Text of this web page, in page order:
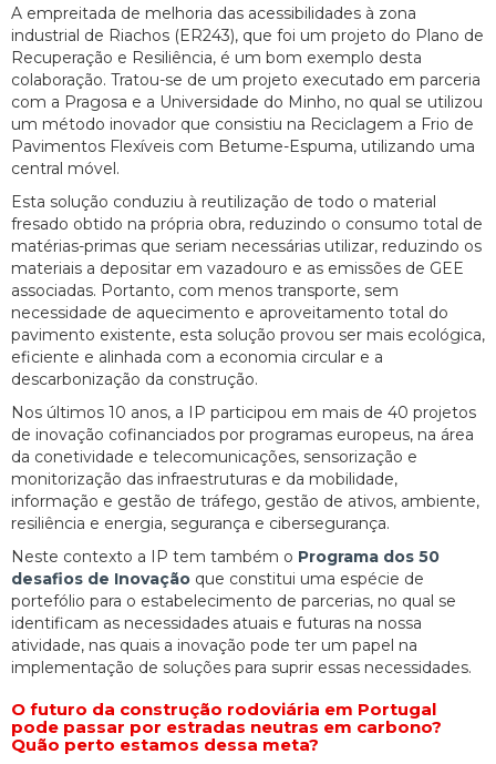
A empreitada de melhoria das acessibilidades à zona
industrial de Riachos (ER243), que foi um projeto do Plano de
Recuperação e Resiliência, é um bom exemplo desta
colaboração. Tratou-se de um projeto executado em parceria
com a Pragosa e a Universidade do Minho, no qual se utilizou
um método inovador que consistiu na Reciclagem a Frio de
Pavimentos Flexíveis com Betume-Espuma, utilizando uma
central móvel.
Esta solução conduziu à reutilização de todo o material
fresado obtido na própria obra, reduzindo o consumo total de
matérias-primas que seriam necessárias utilizar, reduzindo os
materiais a depositar em vazadouro e as emissões de GEE
associadas. Portanto, com menos transporte, sem
necessidade de aquecimento e aproveitamento total do
pavimento existente, esta solução provou ser mais ecológica,
eficiente e alinhada com a economia circular e a
descarbonização da construção.
Nos últimos 10 anos, a IP participou em mais de 40 projetos
de inovação cofinanciados por programas europeus, na área
da conetividade e telecomunicações, sensorização e
monitorização das infraestruturas e da mobilidade,
informação e gestão de tráfego, gestão de ativos, ambiente,
resiliência e energia, segurança e cibersegurança.
Neste contexto a IP tem também o Programa dos 50
desafios de Inovação que constitui uma espécie de
portefólio para o estabelecimento de parcerias, no qual se
identificam as necessidades atuais e futuras na nossa
atividade, nas quais a inovação pode ter um papel na
implementação de soluções para suprir essas necessidades.
O futuro da construção rodoviária em Portugal
pode passar por estradas neutras em carbono?
Quão perto estamos dessa meta?